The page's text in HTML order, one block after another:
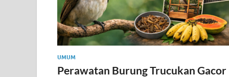
UMUM
Perawatan Burung Trucukan Gacor